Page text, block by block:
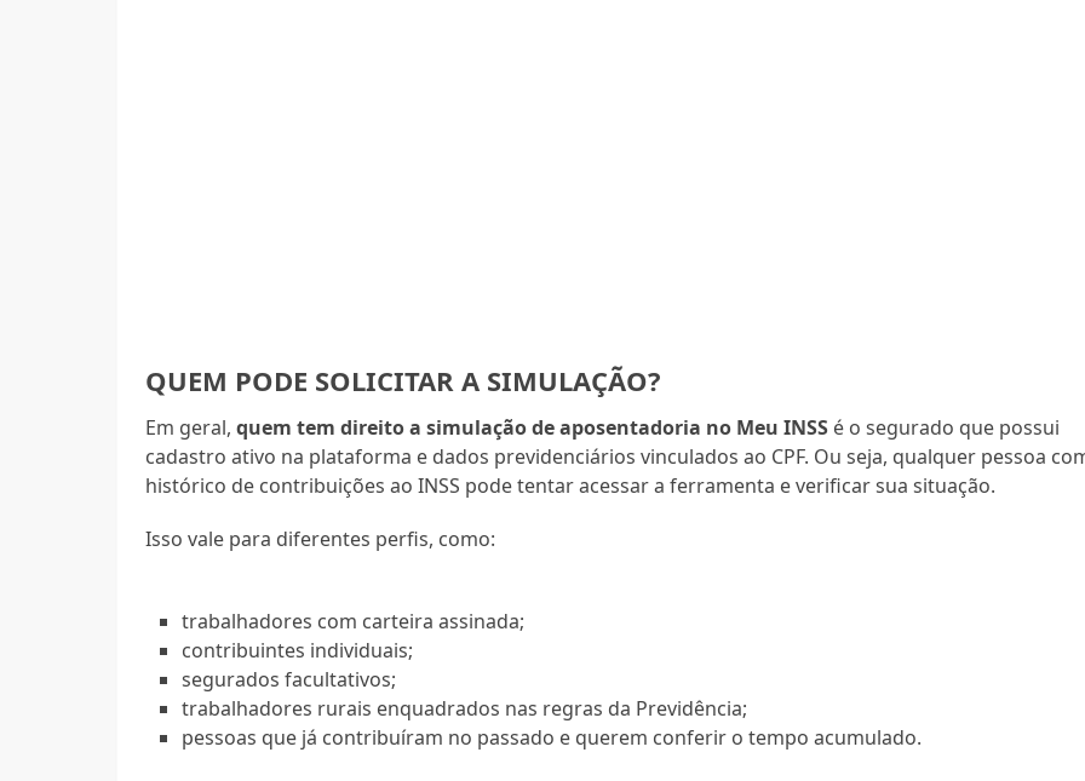
QUEM PODE SOLICITAR A SIMULAÇÃO?
Em geral,quem tem direito a simulação de aposentadoria no Meu INSS é o segurado que possui
cadastro ativo na plataforma e dados previdenciários vinculados ao CPF. Ou seja, qualquer pessoa
histórico de contribuições ao INSS pode tentar acessar a ferramenta e verificar sua situação.
Isso vale para diferentes perfis, como:
trabalhadores com carteira assinada;
contribuintes individuais;
segurados facultativos;
trabalhadores rurais enquadrados nas regras da Previdência;
pessoas que já contribuíram no passado e querem conferir o tempo acumulado.